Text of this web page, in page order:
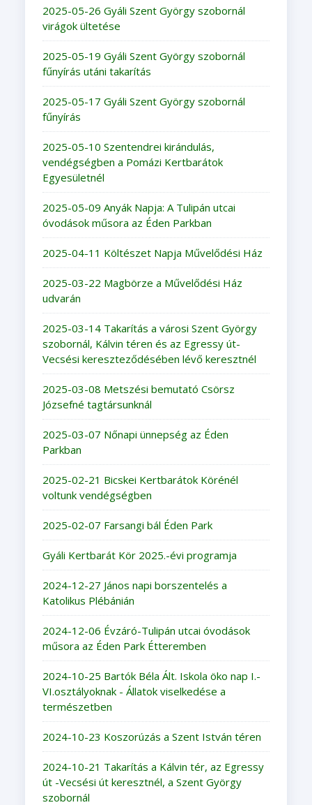
2025-05-26 Gyáli Szent György szobornál
virágok ültetése
2025-05-19 Gyáli Szent György szobornál
fűnyírás utáni takarítás
2025-05-17 Gyáli Szent György szobornál
fűnyírás
2025-05-10 Szentendrei kirándulás,
vendégségben a Pomázi Kertbarátok
Egyesületnél
2025-05-09 Anyák Napja: A Tulipán utcai
óvodások műsora az Éden Parkban
2025-04-11 Költészet Napja Művelődési Ház
2025-03-22 Magbörze a Művelődési Ház
udvarán
2025-03-14 Takarítás a városi Szent György
szobornál, Kálvin téren és az Egressy út-
Vecsési kereszteződésében lévő keresztnél
2025-03-08 Metszési bemutató Csörsz
Józsefné tagtársunknál
2025-03-07 Nőnapi ünnepség az Éden
Parkban
2025-02-21 Bicskei Kertbarátok Körénél
voltunk vendégségben
2025-02-07 Farsangi bál Éden Park
Gyáli Kertbarát Kör 2025.-évi programja
2024-12-27 János napi borszentelés a
Katolikus Plébánián
2024-12-06 Évzáró-Tulipán utcai óvodások
műsora az Éden Park Étteremben
2024-10-25 Bartók Béla Ált. Iskola öko nap I.-
VI.osztályoknak - Állatok viselkedése a
természetben
2024-10-23 Koszorúzás a Szent István téren
2024-10-21 Takarítás a Kálvin tér, az Egressy
út -Vecsési út keresztnél, a Szent György
szobornál